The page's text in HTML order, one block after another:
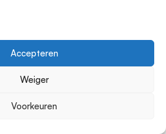
Accepteren
Weiger
Voorkeuren
is geld lenen bij buitenlandse
voor Nederlanders, tenzij u daar
lenen zonder
en de fiscale